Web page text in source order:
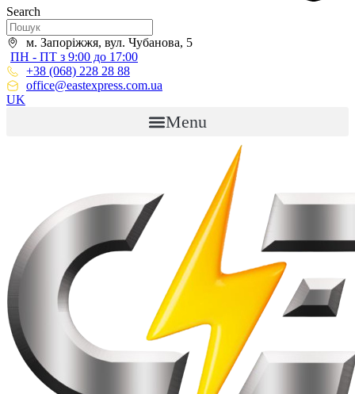
Search
м. Запоріжжя, вул. Чубанова, 5
ПН - ПТ з 9:00 до 17:00
+38 (068) 228 28 88
office@eastexpress.com.ua
UK
Menu